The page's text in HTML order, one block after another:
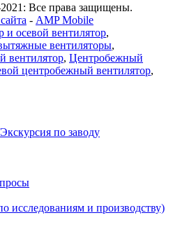
Все права защищены.
- AMP Mobile
осевой вентилятор,
вентиляторы,
вентилятор, Центробежный
центробежный вентилятор,
по заводу
исследованиям и производству)